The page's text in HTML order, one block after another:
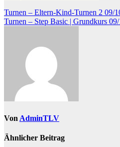
Beitragsnavigation
Turnen – Eltern-Kind-Turnen 2 09/
Turnen – Step Basic | Grundkurs
Von AdminTLV
Ähnlicher Beitrag